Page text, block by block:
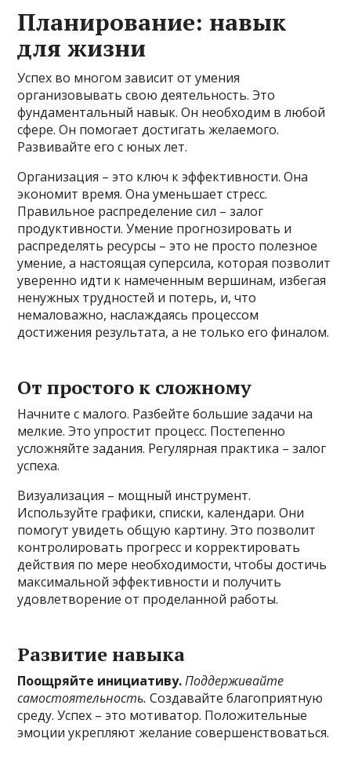
Планирование: навык
для жизни
Успех во многом зависит от умения
организовывать свою деятельность. Это
фундаментальный навык. Он необходим в любой
сфере. Он помогает достигать желаемого.
Развивайте его с юных лет.
Организация – это ключ к эффективности. Она
экономит время. Она уменьшает стресс.
Правильное распределение сил – залог
продуктивности. Умение прогнозировать и
распределять ресурсы – это не просто полезное
умение, а настоящая суперсила, которая позволит
уверенно идти к намеченным вершинам, избегая
ненужных трудностей и потерь, и, что
немаловажно, наслаждаясь процессом
достижения результата, а не только его финалом.
От простого к сложному
Начните с малого. Разбейте большие задачи на
мелкие. Это упростит процесс. Постепенно
усложняйте задания. Регулярная практика – залог
успеха.
Визуализация – мощный инструмент.
Используйте графики, списки, календари. Они
помогут увидеть общую картину. Это позволит
контролировать прогресс и корректировать
действия по мере необходимости, чтобы достичь
максимальной эффективности и получить
удовлетворение от проделанной работы.
Развитие навыка
Поощряйте инициативу. Поддерживайте
самостоятельность. Создавайте благоприятную
среду. Успех – это мотиватор. Положительные
эмоции укрепляют желание совершенствоваться.